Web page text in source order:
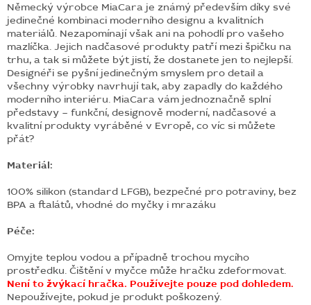
Německý výrobce MiaCara je známý především díky své
jedinečné kombinaci moderního designu a kvalitních
materiálů. Nezapomínají však ani na pohodlí pro vašeho
mazlíčka. Jejich nadčasové produkty patří mezi špičku na
trhu, a tak si můžete být jistí, že dostanete jen to nejlepší.
Designéři se pyšní jedinečným smyslem pro detail a
všechny výrobky navrhují tak, aby zapadly do každého
moderního interiéru. MiaCara vám jednoznačně splní
představy – funkční, designově moderní, nadčasové a
kvalitní produkty vyráběné v Evropě, co víc si můžete
přát?
Materiál:
100% silikon (standard LFGB), bezpečné pro potraviny, bez
BPA a ftalátů, vhodné do myčky i mrazáku
Péče:
Omyjte teplou vodou a případně trochou mycího
prostředku. Čištění v myčce může hračku zdeformovat.
Není to žvýkací hračka. Používejte pouze pod dohledem.
Nepoužívejte, pokud je produkt poškozený.